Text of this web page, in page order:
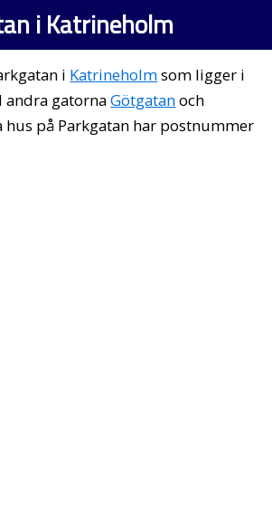
i Katrineholm
i Katrineholmsom ligger i
andra gatornaGötgatanoch
hus på Parkgatan har postnummer